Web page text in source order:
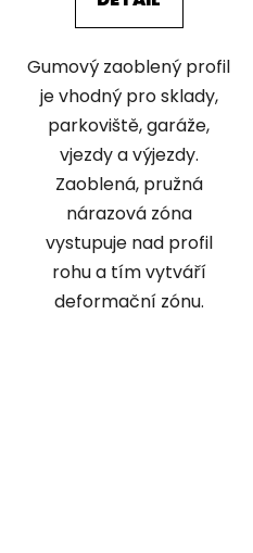
Gumový zaoblený profil
je vhodný pro sklady,
parkoviště, garáže,
vjezdy a výjezdy.
Zaoblená, pružná
nárazová zóna
vystupuje nad profil
rohu a tím vytváří
deformační zónu.